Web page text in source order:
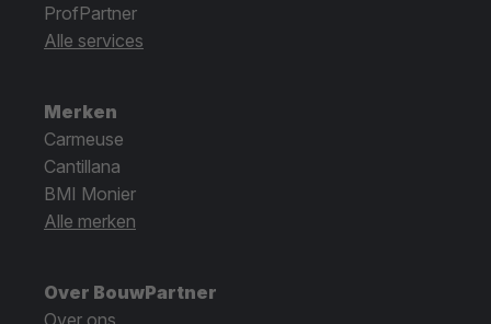
ProfPartner
Alle services
Merken
Carmeuse
Cantillana
BMI Monier
Alle merken
Over BouwPartner
Over ons